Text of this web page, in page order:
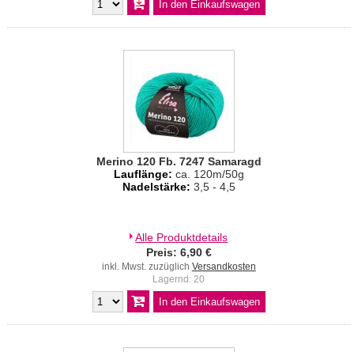
Merino 120 Fb. 7247 Samaragd
Lauflänge: ca. 120m/50g
Nadelstärke: 3,5 - 4,5
Alle Produktdetails
Preis: 6,90 €
inkl. Mwst. zuzüglich Versandkosten
Lagernd: 20